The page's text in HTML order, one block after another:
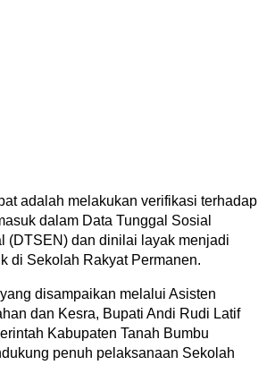
adalah melakukan verifikasi terhadap
dalam Data Tunggal Sosial
(DTSEN) dan dinilai layak menjadi
di Sekolah Rakyat Permanen.
disampaikan melalui Asisten
dan Kesra, Bupati Andi Rudi Latif
Kabupaten Tanah Bumbu
penuh pelaksanaan Sekolah